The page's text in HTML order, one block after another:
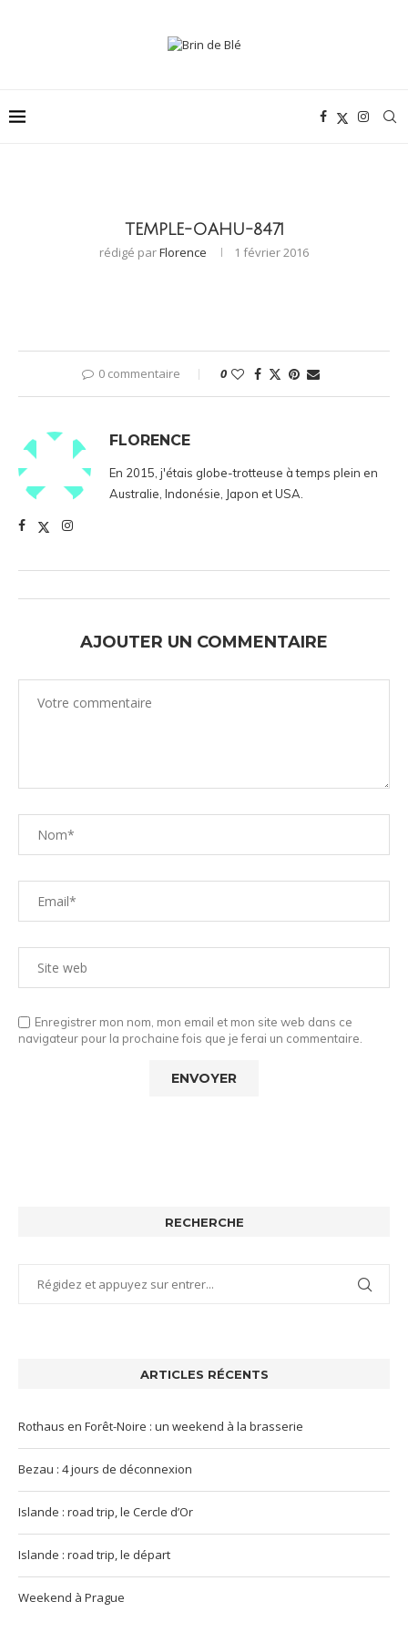
TEMPLE-OAHU-8471
rédigé parFlorence 1 février 2016
0 commentaire 0
FLORENCE
En 2015, j'étais globe-trotteuse à temps plein en
Australie, Indonésie, Japon et USA.
AJOUTER UN COMMENTAIRE
Enregistrer mon nom, mon email et mon site web dans ce
navigateur pour la prochaine fois que je ferai un commentaire.
RECHERCHE
ARTICLES RÉCENTS
Rothaus en Forêt-Noire : un weekend à la brasserie
Bezau : 4 jours de déconnexion
Islande : road trip, le Cercle d’Or
Islande : road trip, le départ
Weekend à Prague